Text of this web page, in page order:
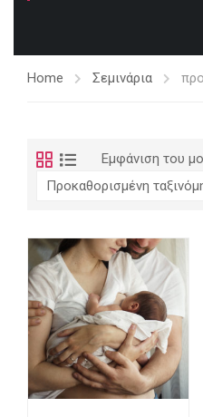
Home Σεμινάρια
Εμφάνιση του